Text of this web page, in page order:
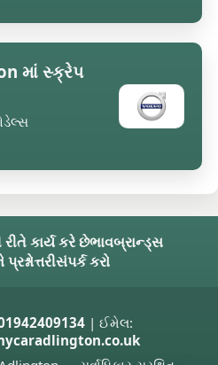
માં સ્ક્રેપ
રીતે કાર્ય કરે છેભાવબ્રાન્ડ્સ
સંપર્ક કરો
| ઈમેલ: